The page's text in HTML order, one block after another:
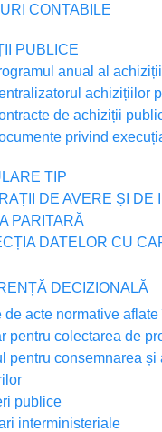
CONTABILE
PUBLICE
anual al
achizițiilor
de achiziții
privind
TIP
DE AVERE ȘI DE
PARITARĂ
DATELOR CU
DECIZIONALĂ
de acte normative
pentru colectarea de
pentru consemnarea
publice
interministeriale